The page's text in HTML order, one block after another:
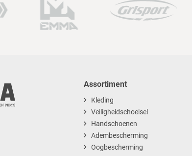
Assortiment
Kleding
Veiligheidschoeisel
Handschoenen
Adembescherming
Oogbescherming